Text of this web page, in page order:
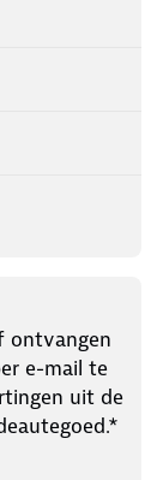
ontvangen
e-mail te
uit de